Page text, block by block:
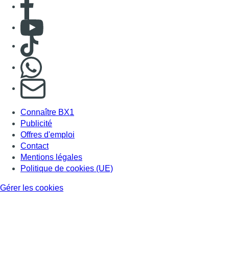
Contact
Mentions légales
Politique de cookies (UE)
Gérer les cookies